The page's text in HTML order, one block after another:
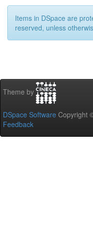
Items in DSpace are
reserved, unless
Theme by
DSpace Software Copyright
Feedback